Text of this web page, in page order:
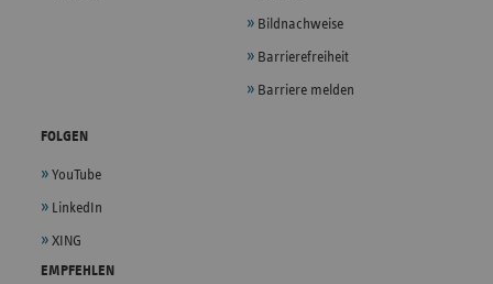
Bildnachweise
Barrierefreiheit
Barriere melden
FOLGEN
YouTube
LinkedIn
XING
EMPFEHLEN